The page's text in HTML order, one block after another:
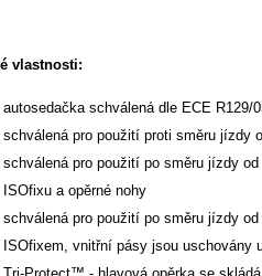
vlastnosti:
autosedačka schválená dle ECE R129/
schválená pro použití proti směru jízdy
schválená pro použití po směru jízdy
ISOfixu a opěrné nohy
schválená pro použití po směru jízdy
ISOfixem, vnitřní pásy jsou uschovány